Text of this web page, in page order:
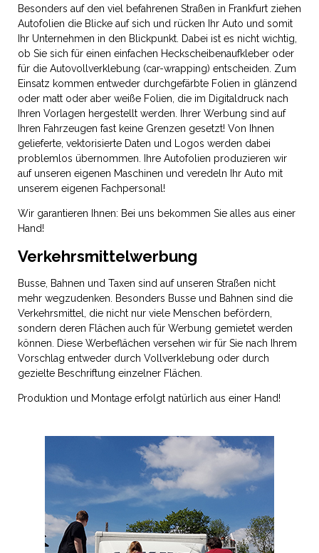
Besonders auf den viel befahrenen Straßen in Frankfurt ziehen
Autofolien die Blicke auf sich und rücken Ihr Auto und somit
Ihr Unternehmen in den Blickpunkt. Dabei ist es nicht wichtig,
ob Sie sich für einen einfachen Heckscheibenaufkleber oder
für die Autovollverklebung (car-wrapping) entscheiden. Zum
Einsatz kommen entweder durchgefärbte Folien in glänzend
oder matt oder aber weiße Folien, die im Digitaldruck nach
Ihren Vorlagen hergestellt werden. Ihrer Werbung sind auf
Ihren Fahrzeugen fast keine Grenzen gesetzt! Von Ihnen
gelieferte, vektorisierte Daten und Logos werden dabei
problemlos übernommen. Ihre Autofolien produzieren wir
auf unseren eigenen Maschinen und veredeln Ihr Auto mit
unserem eigenen Fachpersonal!
Wir garantieren Ihnen: Bei uns bekommen Sie alles aus einer
Hand!
Verkehrsmittelwerbung
Busse, Bahnen und Taxen sind auf unseren Straßen nicht
mehr wegzudenken. Besonders Busse und Bahnen sind die
Verkehrsmittel, die nicht nur viele Menschen befördern,
sondern deren Flächen auch für Werbung gemietet werden
können. Diese Werbeflächen versehen wir für Sie nach Ihrem
Vorschlag entweder durch Vollverklebung oder durch
gezielte Beschriftung einzelner Flächen.
Produktion und Montage erfolgt natürlich aus einer Hand!